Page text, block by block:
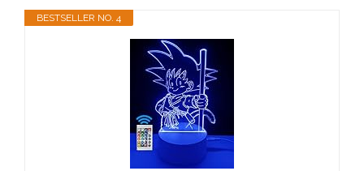
BESTSELLER NO. 4